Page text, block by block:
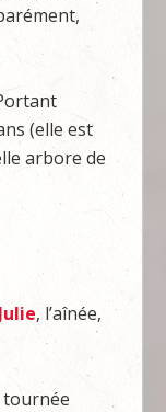
(elle est
arbore de
Julie, l’aînée,
tournée